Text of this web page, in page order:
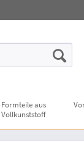
Formteile aus
Vollkunststoff